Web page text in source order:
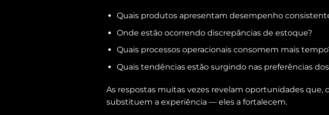
Quais produtos apresentam desempenho
Onde estão ocorrendo discrepâncias de estoque?
Quais processos operacionais consomem mais
Quais tendências estão surgindo nas preferências
As respostas muitas vezes revelam oportunidades que,
substituem a experiência — eles a fortalecem.